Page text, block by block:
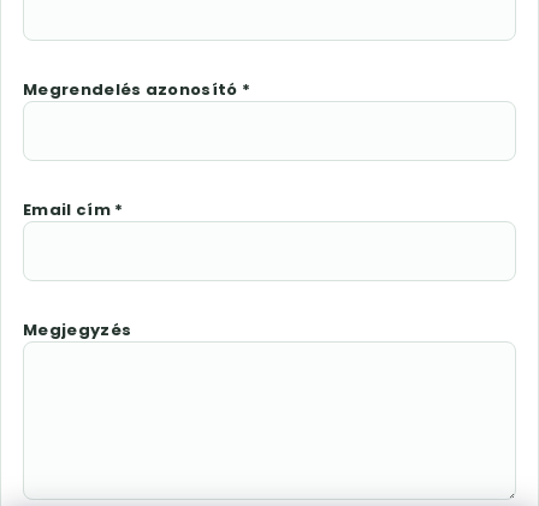
Megrendelés azonosító *
Email cím *
Megjegyzés